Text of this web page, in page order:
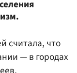
считала, что
— в городах